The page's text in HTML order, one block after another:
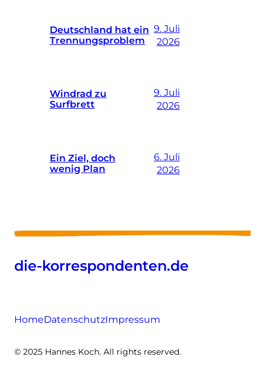
Deutschland hat ein
Trennungsproblem
9. Juli
2026
Windrad zu
Surfbrett
9. Juli
2026
Ein Ziel, doch
wenig Plan
6. Juli
2026
die-korrespondenten.de
HomeDatenschutzImpressum
© 2025 Hannes Koch. All rights reserved.